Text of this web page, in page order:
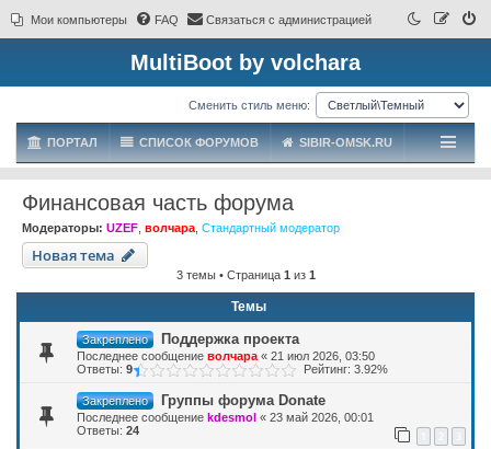
Мои компьютеры FAQ Связаться с администрацией
MultiBoot by volchara
Сменить стиль меню:
ПОРТАЛ СПИСОК ФОРУМОВ SIBIR-OMSK.RU
Финансовая часть форума
Модераторы: UZEF волчара Стандартный модератор
Новая тема
3 темы • Страница 1 из 1
Темы
Закреплено Поддержка проекта
Последнее сообщение волчара « 21 июл 2026, 03:50
Ответы: 9 Рейтинг: 3.92%
Закреплено Группы форума Donate
Последнее сообщение kdesmol « 23 май 2026, 00:01
Ответы: 24